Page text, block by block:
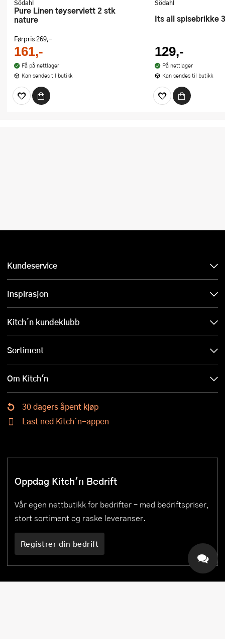
Södahl
Pure Linen tøyserviett 2 stk
nature
Førpris269,-
161,-
Få på nettlager
Kan sendes til butikk
Södahl
Its all spisebrikke
129,-
På nettlager
Kan sendes til butikk
Kundeservice
Inspirasjon
Kitch´n kundeklubb
Sortiment
Om Kitch'n
30 dagers åpent kjøp
Last ned Kitch´n-appen
Oppdag Kitch'n Bedrift
Vår egen nettbutikk for bedrifter – med bedriftspriser,
stort sortiment og raske leveranser.
Registrer din bedrift